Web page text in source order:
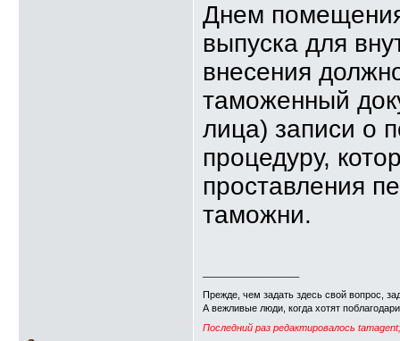
Днем
выпуска для
внесения
таможенный
лица) записи о
процедуру,
проставления
таможни.
Прежде, чем задать здесь свой вопрос,
А вежливые люди, когда хотят
Последний раз редактировалось